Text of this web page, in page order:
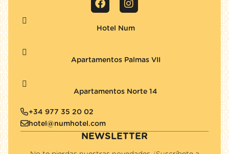
Hotel Num
Apartamentos Palmas VII
Apartamentos Norte 14
+34 977 35 20 02
hotel@numhotel.com
NEWSLETTER